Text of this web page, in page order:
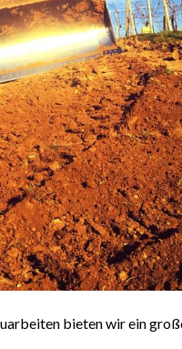
bieten wir ein